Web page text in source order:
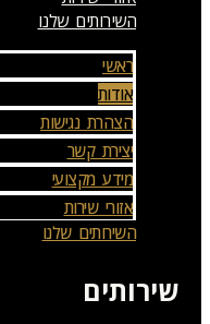
השירותים שלנו
ראשי
אודות
הצהרת נגישות
יצירת קשר
מידע מקצועי
אזורי שירות
השירותים שלנו
שירותים